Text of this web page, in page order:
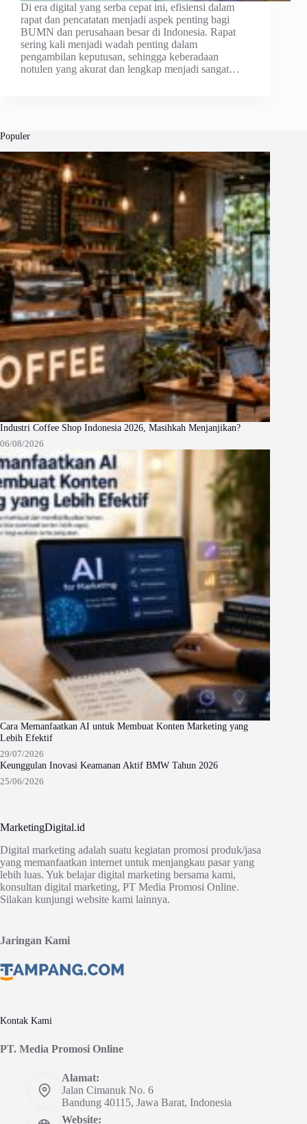
Di era digital yang serba cepat ini, efisiensi dalam
rapat dan pencatatan menjadi aspek penting bagi
BUMN dan perusahaan besar di Indonesia. Rapat
sering kali menjadi wadah penting dalam
pengambilan keputusan, sehingga keberadaan
notulen yang akurat dan lengkap menjadi sangat…
Populer
Industri Coffee Shop Indonesia 2026, Masihkah Menjanjikan?
06/08/2026
Cara Memanfaatkan AI untuk Membuat Konten Marketing yang
Lebih Efektif
29/07/2026
Keunggulan Inovasi Keamanan Aktif BMW Tahun 2026
25/06/2026
MarketingDigital.id
Digital marketing adalah suatu kegiatan promosi produk/jasa
yang memanfaatkan internet untuk menjangkau pasar yang
lebih luas. Yuk belajar digital marketing bersama kami,
konsultan digital marketing, PT Media Promosi Online.
Silakan kunjungi website kami lainnya.
Jaringan Kami
Kontak Kami
PT. Media Promosi Online
Alamat:
Jalan Cimanuk No. 6
Bandung 40115, Jawa Barat, Indonesia
Website: